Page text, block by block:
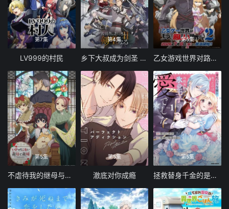
第7集
LV999的村民
第4集
乡下大叔成为剑圣 第二季
第5集
乙女游戏世界对路人角色很不友好 第二季
第5集
不虐待我的继母与继姐
第5集
澈底对你成瘾
第5集
拯救替身千金的是冷酷无情冰之王子的爱